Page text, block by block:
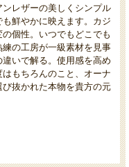
レザーの美しくシンプル
鮮やかに映えます。カジ
個性。いつでもどこでも
の工房が一級素材を見事
いで解る。使用感を高め
もちろんのこと、オーナ
抜かれた本物を貴方の元